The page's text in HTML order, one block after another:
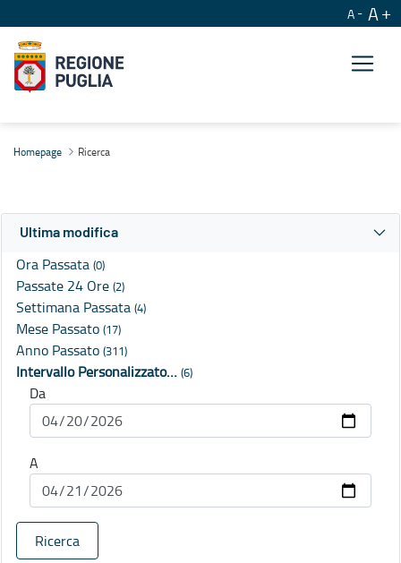
A A
Homepage Ricerca
Ultima modifica
Ora Passata (0)
Passate 24 Ore (2)
Settimana Passata (4)
Mese Passato (17)
Anno Passato (311)
Intervallo Personalizzato… (6)
Da
A
Ricerca